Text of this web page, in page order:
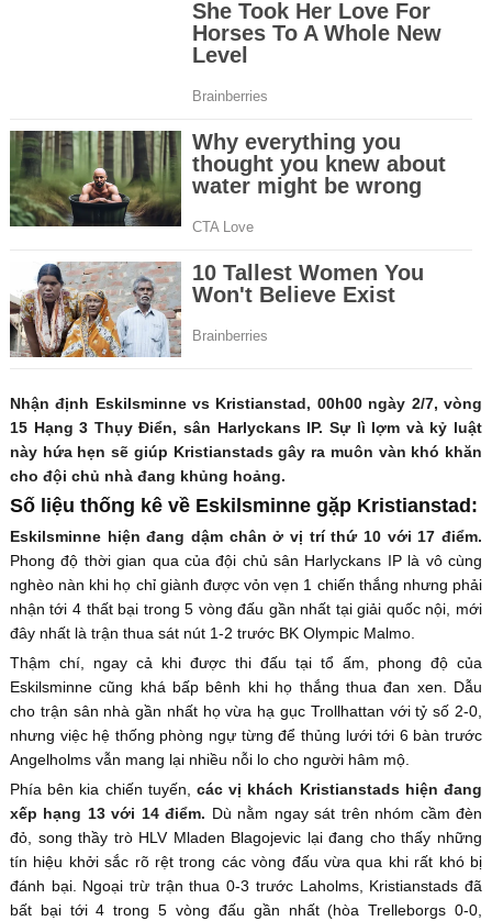
Nhận định Eskilsminne vs Kristianstad, 00h00 ngày 2/7, vòng
15 Hạng 3 Thụy Điển, sân Harlyckans IP. Sự lì lợm và kỷ luật
này hứa hẹn sẽ giúp Kristianstads gây ra muôn vàn khó khăn
cho đội chủ nhà đang khủng hoảng.
Số liệu thống kê về Eskilsminne gặp Kristianstad:
Eskilsminne hiện đang dậm chân ở vị trí thứ 10 với 17 điểm.
Phong độ thời gian qua của đội chủ sân Harlyckans IP là vô cùng
nghèo nàn khi họ chỉ giành được vỏn vẹn 1 chiến thắng nhưng phải
nhận tới 4 thất bại trong 5 vòng đấu gần nhất tại giải quốc nội, mới
đây nhất là trận thua sát nút 1-2 trước BK Olympic Malmo.
Thậm chí, ngay cả khi được thi đấu tại tổ ấm, phong độ của
Eskilsminne cũng khá bấp bênh khi họ thắng thua đan xen. Dẫu
cho trận sân nhà gần nhất họ vừa hạ gục Trollhattan với tỷ số 2-0,
nhưng việc hệ thống phòng ngự từng để thủng lưới tới 6 bàn trước
Angelholms vẫn mang lại nhiều nỗi lo cho người hâm mộ.
Phía bên kia chiến tuyến, các vị khách Kristianstads hiện đang
xếp hạng 13 với 14 điểm. Dù nằm ngay sát trên nhóm cầm đèn
đỏ, song thầy trò HLV Mladen Blagojevic lại đang cho thấy những
tín hiệu khởi sắc rõ rệt trong các vòng đấu vừa qua khi rất khó bị
đánh bại. Ngoại trừ trận thua 0-3 trước Laholms, Kristianstads đã
bất bại tới 4 trong 5 vòng đấu gần nhất (hòa Trelleborgs 0-0,